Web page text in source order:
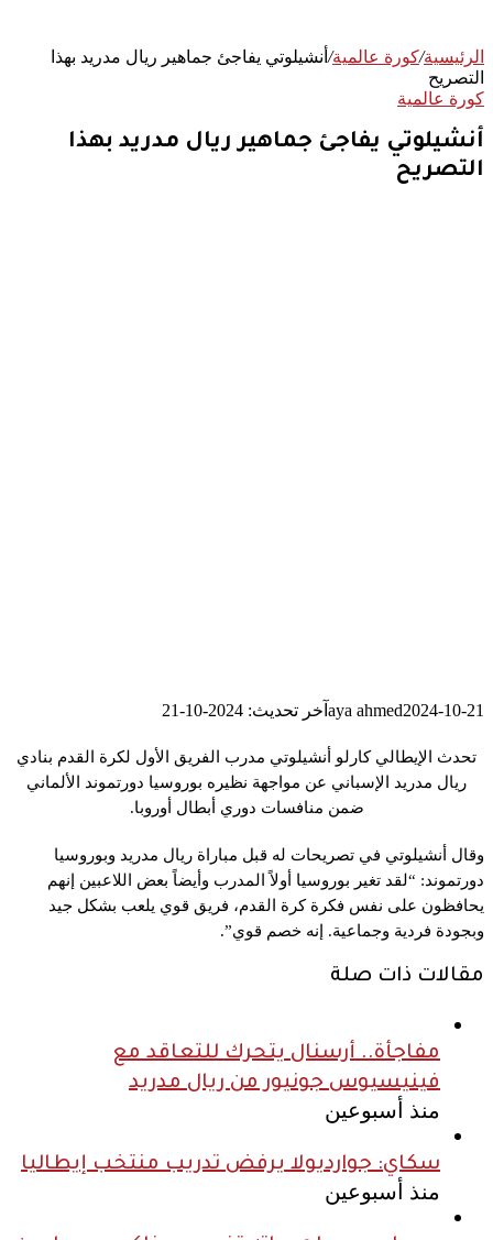
الرئيسية/كورة عالمية/ أنشيلوتي يفاجئ جماهير ريال مدريد بهذا
التصريح
كورة عالمية
أنشيلوتي يفاجئ جماهير ريال مدريد بهذا
التصريح
aya ahmed2024-10-21 آخر تحديث: 2024-10-21
تحدث الإيطالي كارلو أنشيلوتي مدرب الفريق الأول لكرة القدم بنادي
ريال مدريد الإسباني عن مواجهة نظيره بوروسيا دورتموند الألماني
ضمن منافسات دوري أبطال أوروبا.
وقال أنشيلوتي في تصريحات له قبل مباراة ريال مدريد وبوروسيا
دورتموند: “لقد تغير بوروسيا أولاً المدرب وأيضاً بعض اللاعبين إنهم
يحافظون على نفس فكرة كرة القدم، فريق قوي يلعب بشكل جيد
وبجودة فردية وجماعية. إنه خصم قوي”.
مقالات ذات صلة
مفاجأة.. أرسنال يتحرك للتعاقد مع
فينيسيوس جونيور من ريال مدريد
منذ أسبوعين
سكاي: جوارديولا يرفض تدريب منتخب إيطاليا
منذ أسبوعين